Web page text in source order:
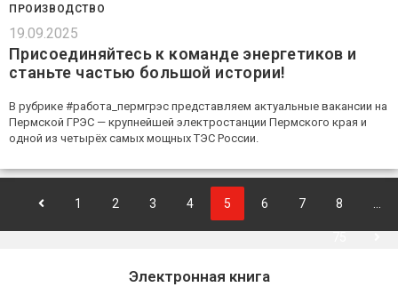
ПРОИЗВОДСТВО
19.09.2025
Присоединяйтесь к команде энергетиков и
станьте частью большой истории!
В рубрике #работа_пермгрэс представляем актуальные вакансии на
Пермской ГРЭС — крупнейшей электростанции Пермского края и
одной из четырёх самых мощных ТЭС России.
1 2 3 4 5 6 7 8 …
Электронная книга